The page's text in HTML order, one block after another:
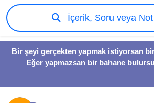
Bir şeyi gerçekten yapmak istiyorsan
Eğer yapmazsan bir bahane
İçerik, Soru veya